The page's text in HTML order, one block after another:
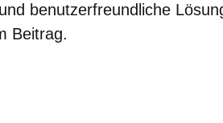
benutzerfreundliche
Beitrag.